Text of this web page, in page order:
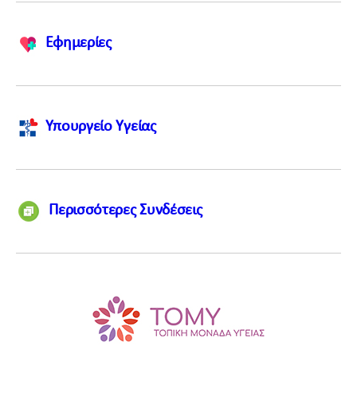
Εφημερίες
Υπουργείο Υγείας
Περισσότερες Συνδέσεις